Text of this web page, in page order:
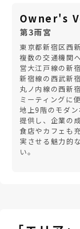
Owner's
第3雨宮
東京都新宿区西
複数の交通機関
営大江戸線の新
新宿線の西武新
丸ノ内線の西新
ミーティングに
地上9階のモダ
提供し、企業の
食店やカフェも
実させる魅力的
い。